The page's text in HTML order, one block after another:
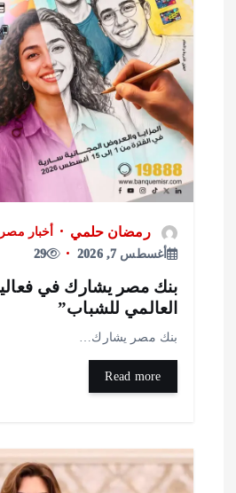
رمضان حلمي
أخبار مصر
أغسطس 7, 2026
29
مصر يشارك في فعالية “اليوم
للشباب”
مصر يشارك…